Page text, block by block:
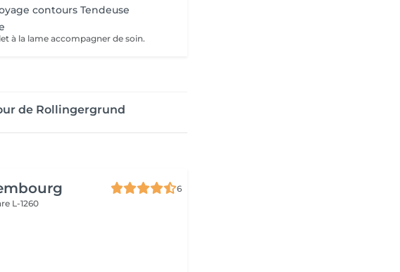
contours Tendeuse
à la lame accompagner de soin.
de Rollingergrund
6
L-1260